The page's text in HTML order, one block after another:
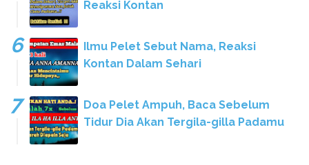
Reaksi Kontan
Ilmu Pelet Sebut Nama, Reaksi
Kontan Dalam Sehari
Doa Pelet Ampuh, Baca Sebelum
Tidur Dia Akan Tergila-gilla Padamu